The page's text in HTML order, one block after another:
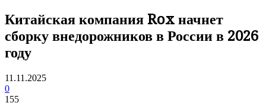
Китайская компания Rox начнет
сборку внедорожников в России в 2026
году
11.11.2025
0
155